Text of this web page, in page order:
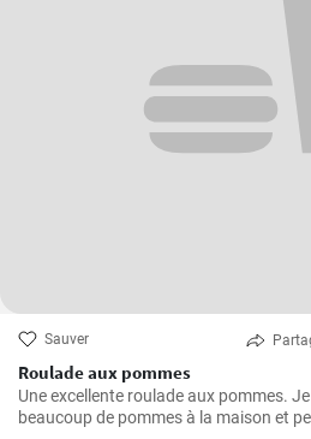
Sauver
Roulade aux pommes
Une excellente roulade aux pommes.
beaucoup de pommes à la maison et